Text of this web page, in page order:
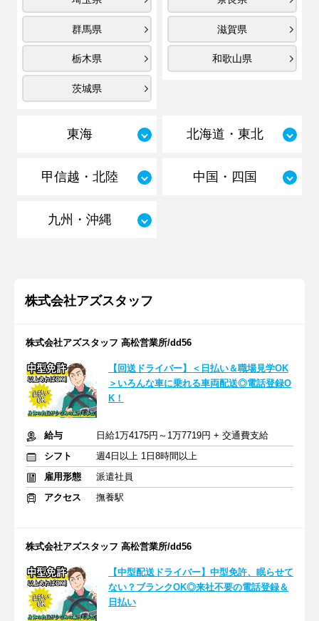
群馬県
栃木県
茨城県
滋賀県
和歌山県
東海 北海道・東北
甲信越・北陸 中国・四国
九州・沖縄
株式会社アズスタッフ
株式会社アズスタッフ 高松営業所/dd56
【回送ドライバー】＜日払い＆職場見学OK
＞いろんな車に乗れる車両配送◎電話登録O
K！
給与
日給1万4175円～1万7719円 + 交通費支給
シフト
週4日以上 1日8時間以上
雇用形態
派遣社員
アクセス
撫養駅
株式会社アズスタッフ 高松営業所/dd56
【中型配送ドライバー】中型免許、眠らせて
ない？ブランクOK◎来社不要の電話登録＆
日払い